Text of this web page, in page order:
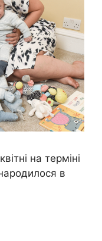
на терміні
в